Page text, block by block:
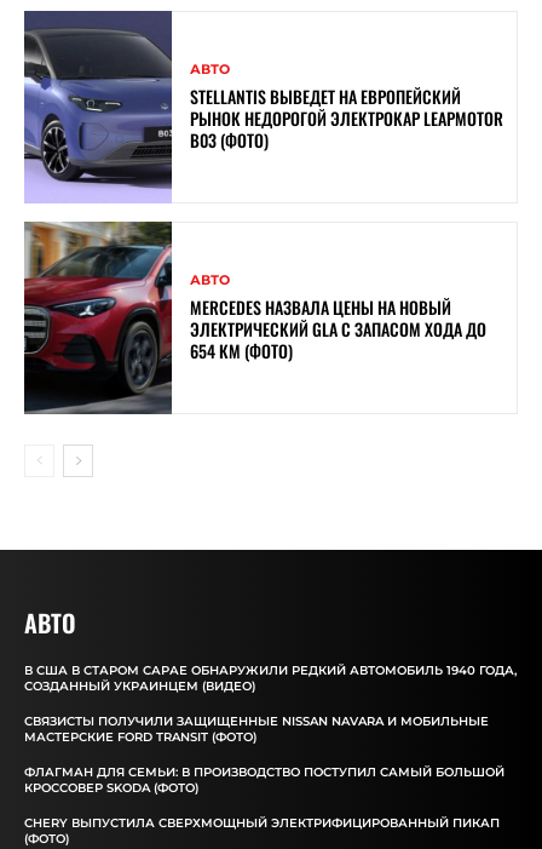
АВТО
STELLANTIS ВЫВЕДЕТ НА ЕВРОПЕЙСКИЙ
РЫНОК НЕДОРОГОЙ ЭЛЕКТРОКАР LEAPMOTOR
B03 (ФОТО)
АВТО
MERCEDES НАЗВАЛА ЦЕНЫ НА НОВЫЙ
ЭЛЕКТРИЧЕСКИЙ GLA С ЗАПАСОМ ХОДА ДО
654 КМ (ФОТО)
АВТО
В США В СТАРОМ САРАЕ ОБНАРУЖИЛИ РЕДКИЙ АВТОМОБИЛЬ 1940 ГОДА,
СОЗДАННЫЙ УКРАИНЦЕМ (ВИДЕО)
СВЯЗИСТЫ ПОЛУЧИЛИ ЗАЩИЩЕННЫЕ NISSAN NAVARA И МОБИЛЬНЫЕ
МАСТЕРСКИЕ FORD TRANSIT (ФОТО)
ФЛАГМАН ДЛЯ СЕМЬИ: В ПРОИЗВОДСТВО ПОСТУПИЛ САМЫЙ БОЛЬШОЙ
КРОССОВЕР SKODA (ФОТО)
CHERY ВЫПУСТИЛА СВЕРХМОЩНЫЙ ЭЛЕКТРИФИЦИРОВАННЫЙ ПИКАП
(ФОТО)